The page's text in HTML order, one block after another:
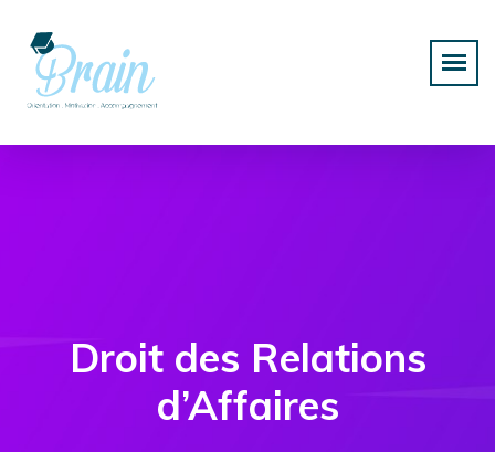
Droit des Relations
d’Affaires